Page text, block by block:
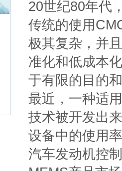
20世纪80年代
传统的使用
极其复杂，并
准化和低成本
于有限的目的
最近，一种适
技术被开发出
设备中的使用
汽车发动机控